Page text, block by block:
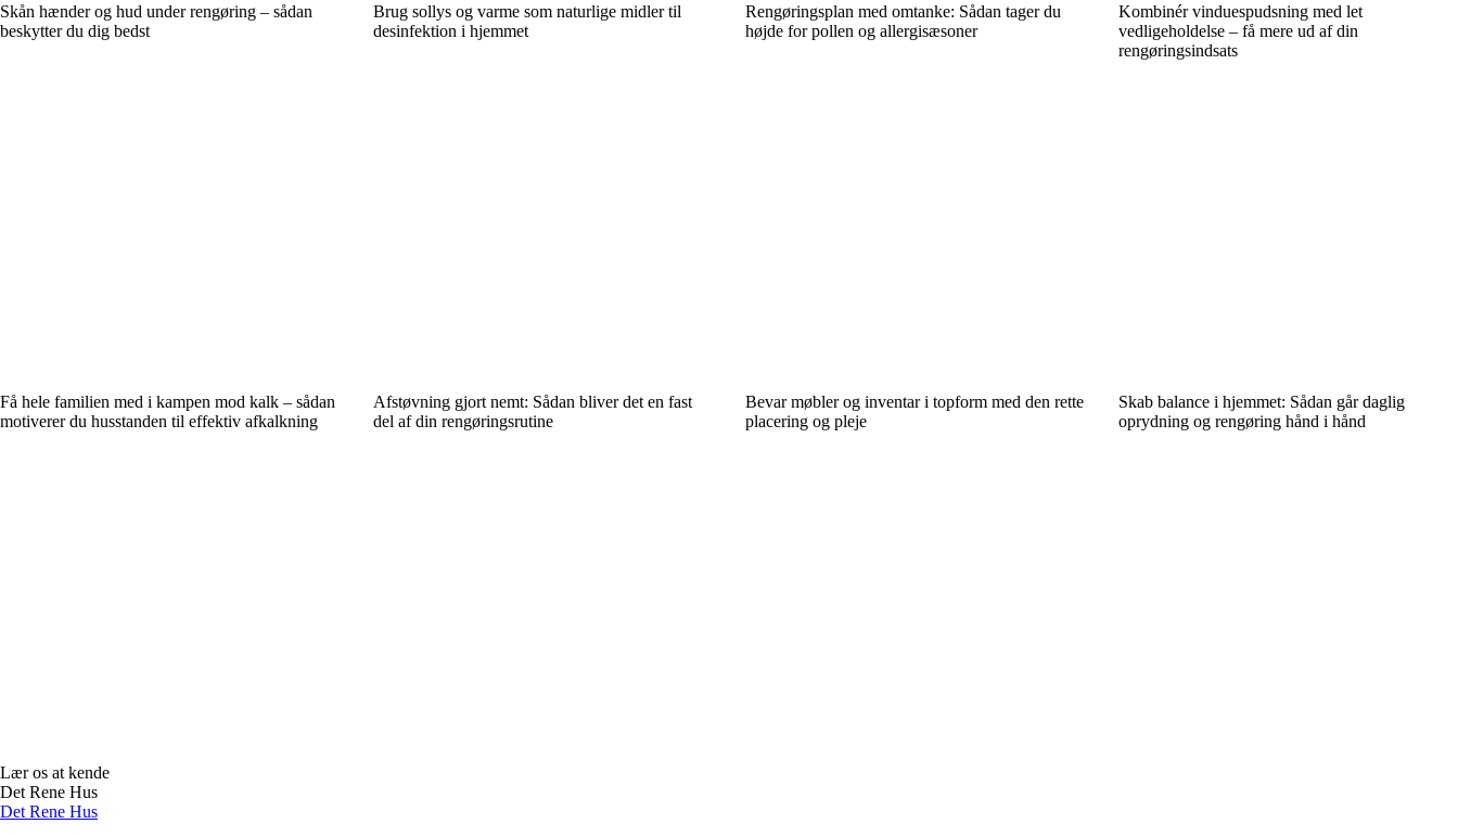
Skån hænder og hud under rengøring – sådan
beskytter du dig bedst
Brug sollys og varme som naturlige midler til
desinfektion i hjemmet
Rengøringsplan med omtanke: Sådan tager du
højde for pollen og allergisæsoner
Kombinér vinduespudsning med let
vedligeholdelse – få mere ud af din
rengøringsindsats
Få hele familien med i kampen mod kalk – sådan
motiverer du husstanden til effektiv afkalkning
Afstøvning gjort nemt: Sådan bliver det en fast
del af din rengøringsrutine
Bevar møbler og inventar i topform med den rette
placering og pleje
Skab balance i hjemmet: Sådan går daglig
oprydning og rengøring hånd i hånd
Lær os at kende
Det Rene Hus
Det Rene Hus